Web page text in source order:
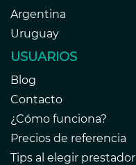
Argentina
Uruguay
USUARIOS
Blog
Contacto
¿Cómo funciona?
Precios de referencia
Tips al elegir prestador